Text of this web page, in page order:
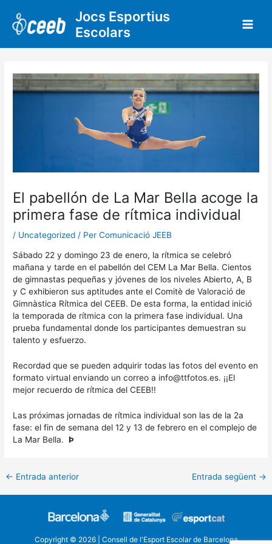
contingut
Jocs Esportius
Escolars
El pabellón de La Mar Bella acoge la
primera fase de rítmica individual
/ Uncategorized / Per Comunicació JEEB
Sábado 22 y domingo 23 de enero, la rítmica se celebró
mañana y tarde en el pabellón del CEM La Mar Bella. Cientos
de gimnastas pequeñas y jóvenes de los niveles Abierto, A, B
y C exhibieron sus aptitudes ante el Comitè de Valoració de
Gimnàstica Rítmica del CEEB. De esta forma, la entidad inició
la temporada de rítmica con la primera fase individual. Una
prueba fundamental donde los participantes demuestran su
talento y esfuerzo.
Recordad que se pueden adquirir todas las fotos del evento en
formato virtual enviando un correo a info@ttfotos.es. ¡¡El
mejor recuerdo de rítmica del CEEB!!
Las próximas jornadas de rítmica individual son las de la 2a
fase: el fin de semana del 12 y 13 de febrero en el complejo de
La Mar Bella.Þ
← Entrada anterior Entrada següent →
Copyright © 2026 | Consell de l'Esport Escolar de Barcelona